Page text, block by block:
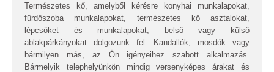
Természetes kő, amelyből kérésre konyhai munkalapokat,
fürdőszoba munkalapokat, természetes kő asztalokat,
lépcsőket és munkalapokat, belső vagy külső
ablakpárkányokat dolgozunk fel. Kandallók, mosdók vagy
bármilyen más, az Ön igényeihez szabott alkalmazás.
Bármelyik telephelyünkön mindig versenyképes árakat és